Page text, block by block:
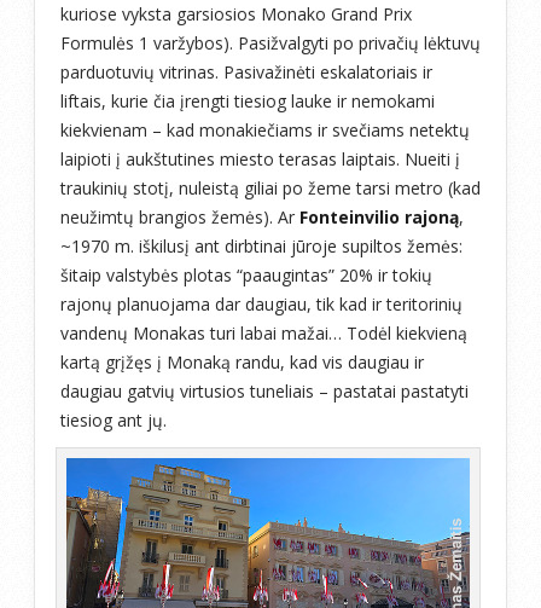
kuriose vyksta garsiosios Monako Grand Prix
Formulės 1 varžybos). Pasižvalgyti po privačių lėktuvų
parduotuvių vitrinas. Pasivažinėti eskalatoriais ir
liftais, kurie čia įrengti tiesiog lauke ir nemokami
kiekvienam – kad monakiečiams ir svečiams netektų
laipioti į aukštutines miesto terasas laiptais. Nueiti į
traukinių stotį, nuleistą giliai po žeme tarsi metro (kad
neužimtų brangios žemės). Ar Fonteinvilio rajoną,
~1970 m. iškilusį ant dirbtinai jūroje supiltos žemės:
šitaip valstybės plotas “paaugintas” 20% ir tokių
rajonų planuojama dar daugiau, tik kad ir teritorinių
vandenų Monakas turi labai mažai… Todėl kiekvieną
kartą grįžęs į Monaką randu, kad vis daugiau ir
daugiau gatvių virtusios tuneliais – pastatai pastatyti
tiesiog ant jų.